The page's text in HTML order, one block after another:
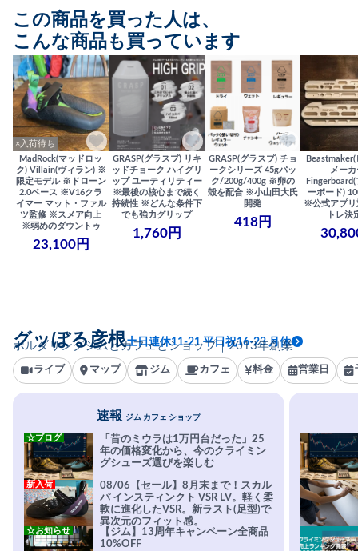
この商品を買った人は、
こんな商品も買っています
×入荷待ち
MadRock(マッドロッ
ク) Villain(ヴィラン) ※
限定モデル ※ドローン
2.0ベース ※V16クラ
イマー マット・ファル
ツ監修 ※スメア向上
※弱めのダウントゥ
23,100円
GRASP(グラスプ) リキ
ッドチョーク ハイグリ
ップ ユーティリティー
※最後の核心まで続く
持続性 ※どんな条件下
でも強力グリップ
1,760円
GRASP(グラスプ) チョ
ークシリーズ 45gパッ
ク/200g/400g ※卵の
殻を配合 ※小山田大氏
開発
418円
メーカ
ーボード)
※公式アプ
トレ決
ボルダリングジムとカフェとショップ｜2013年創業
グッぼる彦根土日連休11-21 平日祝16-23 月休
ライブ マップ ジム カフェ 料金 営業日
速報 ジム カフェ ショップ
「昔のミウラは1万円台だった」25
年の価格変化から、今のクライミン
グシューズ選びを楽しむ
☆ブログ
08/06【セール】8月末まで！スカル
パ インスティンクト VSR LV。軽く柔
軟に進化したVSR。新ラスト(足型)で
異次元のフィット感。
新入荷
【ジム】13周年キャンペーン全商品
10%OFF
☆お知らせ